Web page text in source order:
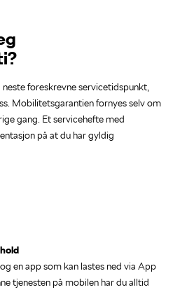
foreskrevne servicetidspunkt,
Mobilitetsgarantien fornyes selv om
gang. Et servicehefte med
på at du har gyldig
en app som kan lastes ned via App
tjenesten på mobilen har du alltid